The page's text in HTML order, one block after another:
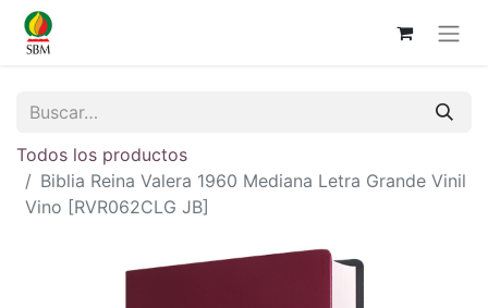
Todos los productos
Biblia Reina Valera 1960 Mediana Letra Grande Vinil
Vino [RVR062CLG JB]